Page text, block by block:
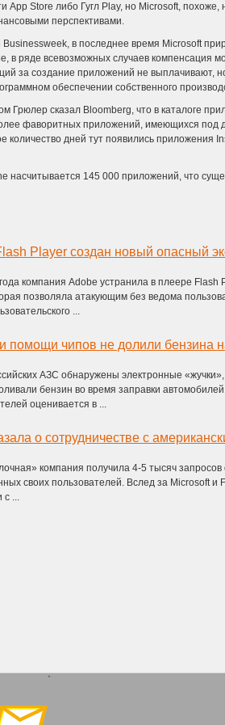
App Store либо Гугл Play, но Microsoft, похоже,
перспективами.
в последнее время Microsoft
в ряде всевозможных случаев компенсация
за создание приложений не выплачивают,
обеспечении собственного
Грюлер сказал Bloomberg, что в каталоге
фаворитных приложений, имеющихся под
количество дней тут появились приложения
насчитывается 145 000 приложений, что
Player создан новый опасный
компания Adobe устранила в плеере Flash
позволяла атакующим без ведома
...
помощи чипов не долили бензина
АЗС обнаружены электронные
бензин во время заправки
оценивается в ...
о сотрудничестве с
компания получила 4-5 тысяч
своих пользователей. Вслед за Microsoft и
с ...
`